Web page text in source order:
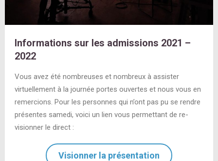
Informations sur les admissions 2021 –
2022
Vous avez été nombreuses et nombreux à assister
virtuellement à la journée portes ouvertes et nous vous en
remercions. Pour les personnes qui n’ont pas pu se rendre
présentes samedi, voici un lien vous permettant de re-
visionner le direct :
Visionner la présentation